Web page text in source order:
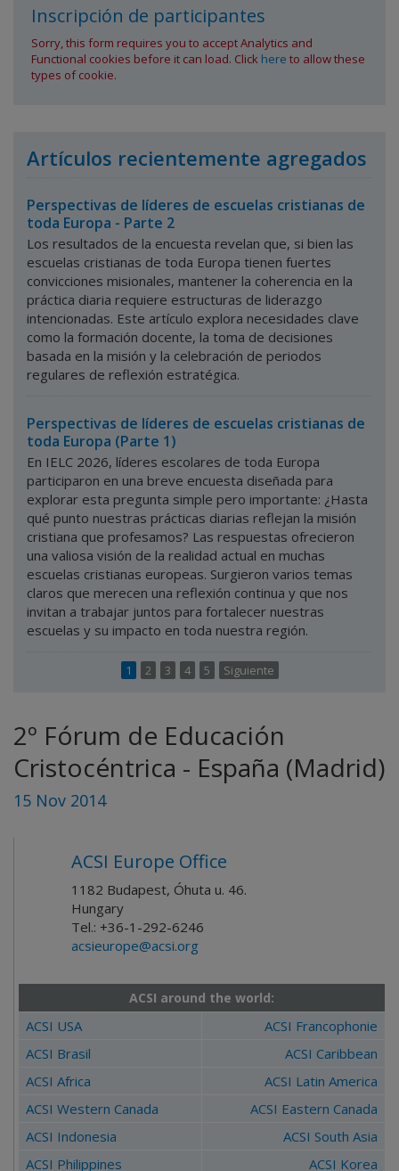
Inscripción de participantes
Sorry, this form requires you to accept Analytics and
Functional cookies before it can load. Click here to allow these
types of cookie.
Artículos recientemente agregados
Perspectivas de líderes de escuelas cristianas de
toda Europa - Parte 2
Los resultados de la encuesta revelan que, si bien las
escuelas cristianas de toda Europa tienen fuertes
convicciones misionales, mantener la coherencia en la
práctica diaria requiere estructuras de liderazgo
intencionadas. Este artículo explora necesidades clave
como la formación docente, la toma de decisiones
basada en la misión y la celebración de periodos
regulares de reflexión estratégica.
Perspectivas de líderes de escuelas cristianas de
toda Europa (Parte 1)
En IELC 2026, líderes escolares de toda Europa
participaron en una breve encuesta diseñada para
explorar esta pregunta simple pero importante: ¿Hasta
qué punto nuestras prácticas diarias reflejan la misión
cristiana que profesamos? Las respuestas ofrecieron
una valiosa visión de la realidad actual en muchas
escuelas cristianas europeas. Surgieron varios temas
claros que merecen una reflexión continua y que nos
invitan a trabajar juntos para fortalecer nuestras
escuelas y su impacto en toda nuestra región.
1 2 3 4 5 Siguiente
2º Fórum de Educación
Cristocéntrica - España (Madrid)
15 Nov 2014
ACSI Europe Office
1182 Budapest, Óhuta u. 46.
Hungary
Tel.: +36-1-292-6246
acsieurope@acsi.org
ACSI around the world:
ACSI USA
ACSI Francophonie
ACSI Brasil
ACSI Caribbean
ACSI Africa
ACSI Latin America
ACSI Western Canada
ACSI Eastern Canada
ACSI Indonesia
ACSI South Asia
ACSI Philippines
ACSI Korea